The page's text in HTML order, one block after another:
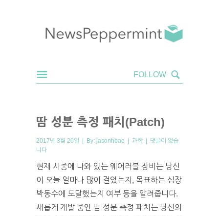
땀 성분 측정 패치(Patch)
2017년 3월 20일 | By: jasonhbae | 과학 | 댓글이 없습
니다
현재 시중에 나와 있는 웨어러블 장비는 당신
이 오늘 얼마나 많이 걸었는지, 목표하는 심장
박동수에 도달했는지 여부 등을 알려줍니다.
새롭게 개발 중인 땀 성분 측정 패치는 당신의